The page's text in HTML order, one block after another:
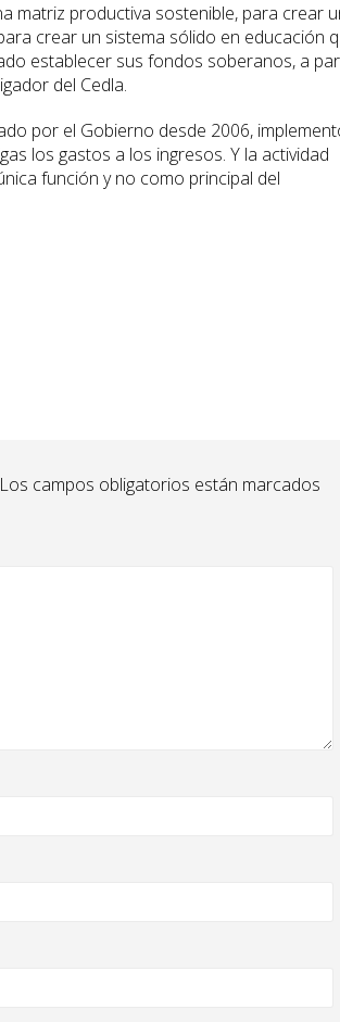
matriz productiva sostenible, para crear
crear un sistema sólido en educación
establecer sus fondos soberanos, a
del Cedla.
por el Gobierno desde 2006,
los gastos a los ingresos. Y la actividad
función y no como principal del
Los campos obligatorios están marcados